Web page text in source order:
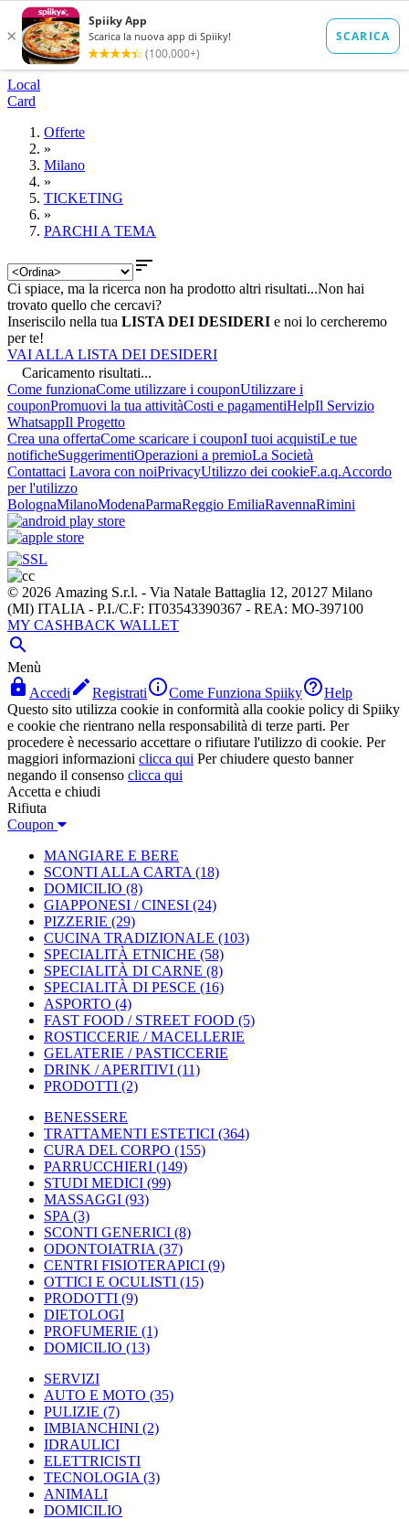
Local
Card
Offerte
»
Milano
»
TICKETING
»
PARCHI A TEMA

Ci spiace, ma la ricerca non ha prodotto altri risultati...Non hai
trovato quello che cercavi?
Inseriscilo nella tua LISTA DEI DESIDERI e noi lo cercheremo
per te!
VAI ALLA LISTA DEI DESIDERI
Caricamento risultati...
Come funzionaCome utilizzare i couponUtilizzare i
couponPromuovi la tua attivitàCosti e pagamentiHelpIl Servizio
WhatsappIl Progetto
Crea una offertaCome scaricare i couponI tuoi acquistiLe tue
notificheSuggerimentiOperazioni a premioLa Società
Contattaci Lavora con noiPrivacyUtilizzo dei cookieF.a.q.Accordo
per l'utilizzo
BolognaMilanoModenaParmaReggio EmiliaRavennaRimini
© 2026 Amazing S.r.l. - Via Natale Battaglia 12, 20127 Milano
(MI) ITALIA - P.I./C.F: IT03543390367 - REA: MO-397100
MY CASHBACK WALLET

Menù
 Accedi RegistratiCome Funziona SpiikyHelp
Questo sito utilizza cookie in conformità alla cookie policy di Spiiky
e cookie che rientrano nella responsabilità di terze parti. Per
procedere è necessario accettare o rifiutare l'utilizzo di cookie. Per
maggiori informazioni clicca qui Per chiudere questo banner
negando il consenso clicca qui
Accetta e chiudi
Rifiuta
Coupon
MANGIARE E BERE
SCONTI ALLA CARTA (18)
DOMICILIO (8)
GIAPPONESI / CINESI (24)
PIZZERIE (29)
CUCINA TRADIZIONALE (103)
SPECIALITÀ ETNICHE (58)
SPECIALITÀ DI CARNE (8)
SPECIALITÀ DI PESCE (16)
ASPORTO (4)
FAST FOOD / STREET FOOD (5)
ROSTICCERIE / MACELLERIE
GELATERIE / PASTICCERIE
DRINK / APERITIVI (11)
PRODOTTI (2)
BENESSERE
TRATTAMENTI ESTETICI (364)
CURA DEL CORPO (155)
PARRUCCHIERI (149)
STUDI MEDICI (99)
MASSAGGI (93)
SPA (3)
SCONTI GENERICI (8)
ODONTOIATRIA (37)
CENTRI FISIOTERAPICI (9)
OTTICI E OCULISTI (15)
PRODOTTI (9)
DIETOLOGI
PROFUMERIE (1)
DOMICILIO (13)
SERVIZI
AUTO E MOTO (35)
PULIZIE (7)
IMBIANCHINI (2)
IDRAULICI
ELETTRICISTI
TECNOLOGIA (3)
ANIMALI
DOMICILIO